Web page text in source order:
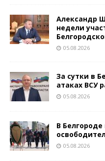
Александр
недели
05.08.2026
За сутки в
атаках ВСУ
05.08.2026
В
05.08.2026